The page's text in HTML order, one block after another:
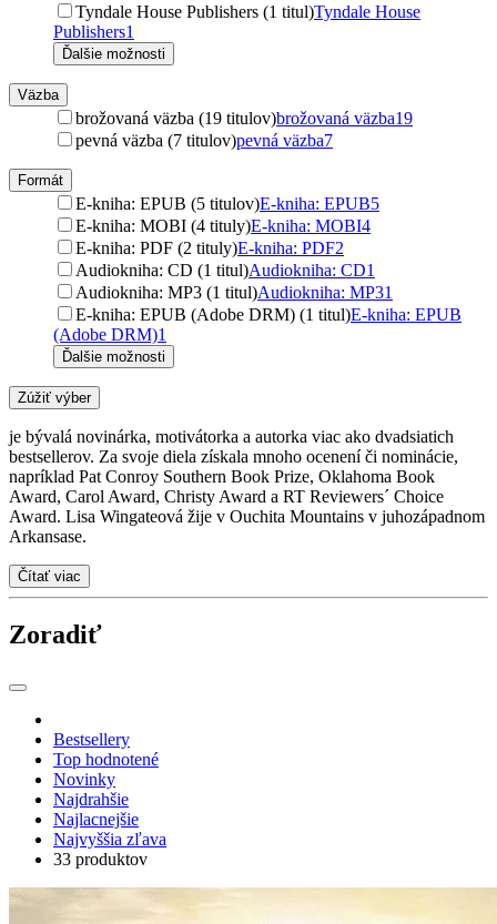
Tyndale House Publishers (1 titul)Tyndale House
Publishers1
Ďalšie možnosti
Väzba
brožovaná väzba (19 titulov)brožovaná väzba19
pevná väzba (7 titulov)pevná väzba7
Formát
E-kniha: EPUB (5 titulov)E-kniha: EPUB5
E-kniha: MOBI (4 tituly)E-kniha: MOBI4
E-kniha: PDF (2 tituly)E-kniha: PDF2
Audiokniha: CD (1 titul)Audiokniha: CD1
Audiokniha: MP3 (1 titul)Audiokniha: MP31
E-kniha: EPUB (Adobe DRM) (1 titul)E-kniha: EPUB
(Adobe DRM)1
Ďalšie možnosti
Zúžiť výber
je bývalá novinárka, motivátorka a autorka viac ako dvadsiatich
bestsellerov. Za svoje diela získala mnoho ocenení či nominácie,
napríklad Pat Conroy Southern Book Prize, Oklahoma Book
Award, Carol Award, Christy Award a RT Reviewers´ Choice
Award. Lisa Wingateová žije v Ouchita Mountains v juhozápadnom
Arkansase.
Čítať viac
Zoradiť
Bestsellery
Top hodnotené
Novinky
Najdrahšie
Najlacnejšie
Najvyššia zľava
33 produktov